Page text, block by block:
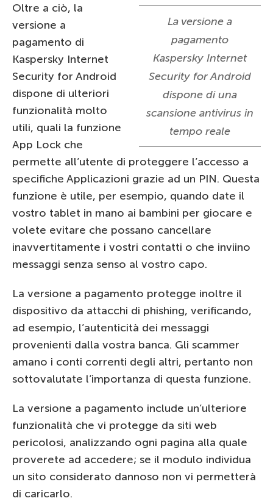
La versione a
pagamento
Kaspersky Internet
Security for Android
dispone di una
scansione antivirus in
tempo reale
Oltre a ciò, la
versione a
pagamento di
Kaspersky Internet
Security for Android
dispone di ulteriori
funzionalità molto
utili, quali la funzione
App Lock che
permette all’utente di proteggere l’accesso a
specifiche Applicazioni grazie ad un PIN. Questa
funzione è utile, per esempio, quando date il
vostro tablet in mano ai bambini per giocare e
volete evitare che possano cancellare
inavvertitamente i vostri contatti o che inviino
messaggi senza senso al vostro capo.
La versione a pagamento protegge inoltre il
dispositivo da attacchi di phishing, verificando,
ad esempio, l’autenticità dei messaggi
provenienti dalla vostra banca. Gli scammer
amano i conti correnti degli altri, pertanto non
sottovalutate l’importanza di questa funzione.
La versione a pagamento include un’ulteriore
funzionalità che vi protegge da siti web
pericolosi, analizzando ogni pagina alla quale
proverete ad accedere; se il modulo individua
un sito considerato dannoso non vi permetterà
di caricarlo.